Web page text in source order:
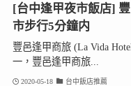
[台中逢甲夜市飯店]
市步行5分鐘内
豐邑逢甲商旅 (La Vida
一，豐邑逢甲商旅...
2020-05-18 台中飯店推薦